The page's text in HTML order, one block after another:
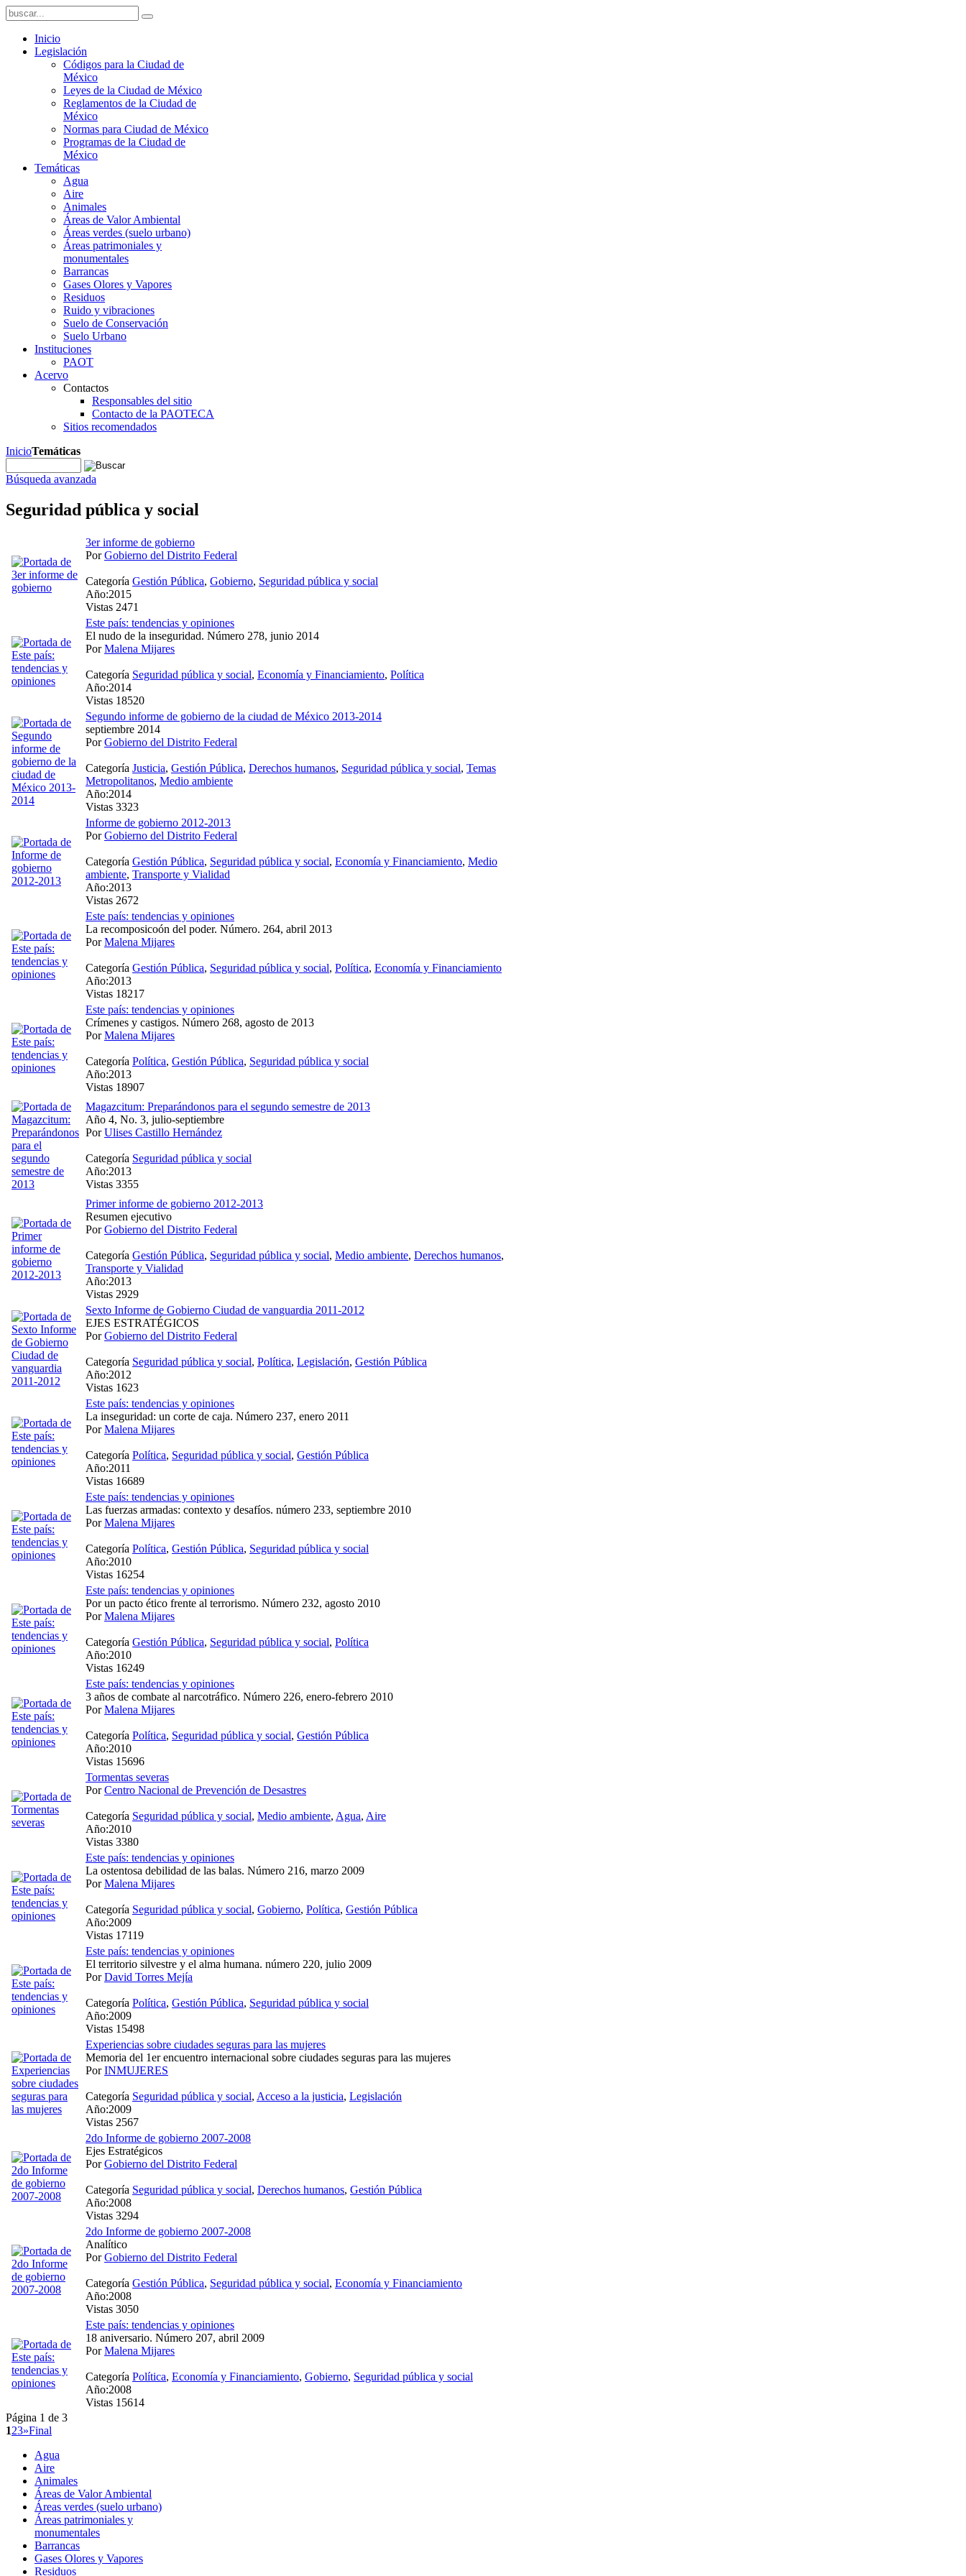
Inicio
Legislación
Códigos para la Ciudad de
México
Leyes de la Ciudad de México
Reglamentos de la Ciudad de
México
Normas para Ciudad de México
Programas de la Ciudad de
México
Temáticas
Agua
Aire
Animales
Áreas de Valor Ambiental
Áreas verdes (suelo urbano)
Áreas patrimoniales y
monumentales
Barrancas
Gases Olores y Vapores
Residuos
Ruido y vibraciones
Suelo de Conservación
Suelo Urbano
Instituciones
PAOT
Acervo
Contactos
Responsables del sitio
Contacto de la PAOTECA
Sitios recomendados
InicioTemáticas
Búsqueda avanzada
Seguridad pública y social
3er informe de gobierno
PorGobierno del Distrito Federal
Categoría Gestión Pública, Gobierno, Seguridad pública y social
Año:2015
Vistas 2471
Este país: tendencias y opiniones
El nudo de la inseguridad. Número 278, junio 2014
PorMalena Mijares
Categoría Seguridad pública y social, Economía y Financiamiento, Política
Año:2014
Vistas 18520
Segundo informe de gobierno de la ciudad de México 2013-2014
septiembre 2014
PorGobierno del Distrito Federal
Categoría Justicia, Gestión Pública, Derechos humanos, Seguridad pública y social, Temas
Metropolitanos, Medio ambiente
Año:2014
Vistas 3323
Informe de gobierno 2012-2013
PorGobierno del Distrito Federal
Categoría Gestión Pública, Seguridad pública y social, Economía y Financiamiento, Medio
ambiente, Transporte y Vialidad
Año:2013
Vistas 2672
Este país: tendencias y opiniones
La recomposicoón del poder. Número. 264, abril 2013
PorMalena Mijares
Categoría Gestión Pública, Seguridad pública y social, Política, Economía y Financiamiento
Año:2013
Vistas 18217
Este país: tendencias y opiniones
Crímenes y castigos. Número 268, agosto de 2013
PorMalena Mijares
Categoría Política, Gestión Pública, Seguridad pública y social
Año:2013
Vistas 18907
Magazcitum: Preparándonos para el segundo semestre de 2013
Año 4, No. 3, julio-septiembre
PorUlises Castillo Hernández
Categoría Seguridad pública y social
Año:2013
Vistas 3355
Primer informe de gobierno 2012-2013
Resumen ejecutivo
PorGobierno del Distrito Federal
Categoría Gestión Pública, Seguridad pública y social, Medio ambiente, Derechos humanos,
Transporte y Vialidad
Año:2013
Vistas 2929
Sexto Informe de Gobierno Ciudad de vanguardia 2011-2012
EJES ESTRATÉGICOS
PorGobierno del Distrito Federal
Categoría Seguridad pública y social, Política, Legislación, Gestión Pública
Año:2012
Vistas 1623
Este país: tendencias y opiniones
La inseguridad: un corte de caja. Número 237, enero 2011
PorMalena Mijares
Categoría Política, Seguridad pública y social, Gestión Pública
Año:2011
Vistas 16689
Este país: tendencias y opiniones
Las fuerzas armadas: contexto y desafíos. número 233, septiembre 2010
PorMalena Mijares
Categoría Política, Gestión Pública, Seguridad pública y social
Año:2010
Vistas 16254
Este país: tendencias y opiniones
Por un pacto ético frente al terrorismo. Número 232, agosto 2010
PorMalena Mijares
Categoría Gestión Pública, Seguridad pública y social, Política
Año:2010
Vistas 16249
Este país: tendencias y opiniones
3 años de combate al narcotráfico. Número 226, enero-febrero 2010
PorMalena Mijares
Categoría Política, Seguridad pública y social, Gestión Pública
Año:2010
Vistas 15696
Tormentas severas
PorCentro Nacional de Prevención de Desastres
Categoría Seguridad pública y social, Medio ambiente, Agua, Aire
Año:2010
Vistas 3380
Este país: tendencias y opiniones
La ostentosa debilidad de las balas. Número 216, marzo 2009
PorMalena Mijares
Categoría Seguridad pública y social, Gobierno, Política, Gestión Pública
Año:2009
Vistas 17119
Este país: tendencias y opiniones
El territorio silvestre y el alma humana. número 220, julio 2009
PorDavid Torres Mejía
Categoría Política, Gestión Pública, Seguridad pública y social
Año:2009
Vistas 15498
Experiencias sobre ciudades seguras para las mujeres
Memoria del 1er encuentro internacional sobre ciudades seguras para las mujeres
PorINMUJERES
Categoría Seguridad pública y social, Acceso a la justicia, Legislación
Año:2009
Vistas 2567
2do Informe de gobierno 2007-2008
Ejes Estratégicos
PorGobierno del Distrito Federal
Categoría Seguridad pública y social, Derechos humanos, Gestión Pública
Año:2008
Vistas 3294
2do Informe de gobierno 2007-2008
Analítico
PorGobierno del Distrito Federal
Categoría Gestión Pública, Seguridad pública y social, Economía y Financiamiento
Año:2008
Vistas 3050
Este país: tendencias y opiniones
18 aniversario. Número 207, abril 2009
PorMalena Mijares
Categoría Política, Economía y Financiamiento, Gobierno, Seguridad pública y social
Año:2008
Vistas 15614
Página 1 de 3
123»Final
Agua
Aire
Animales
Áreas de Valor Ambiental
Áreas verdes (suelo urbano)
Áreas patrimoniales y
monumentales
Barrancas
Gases Olores y Vapores
Residuos